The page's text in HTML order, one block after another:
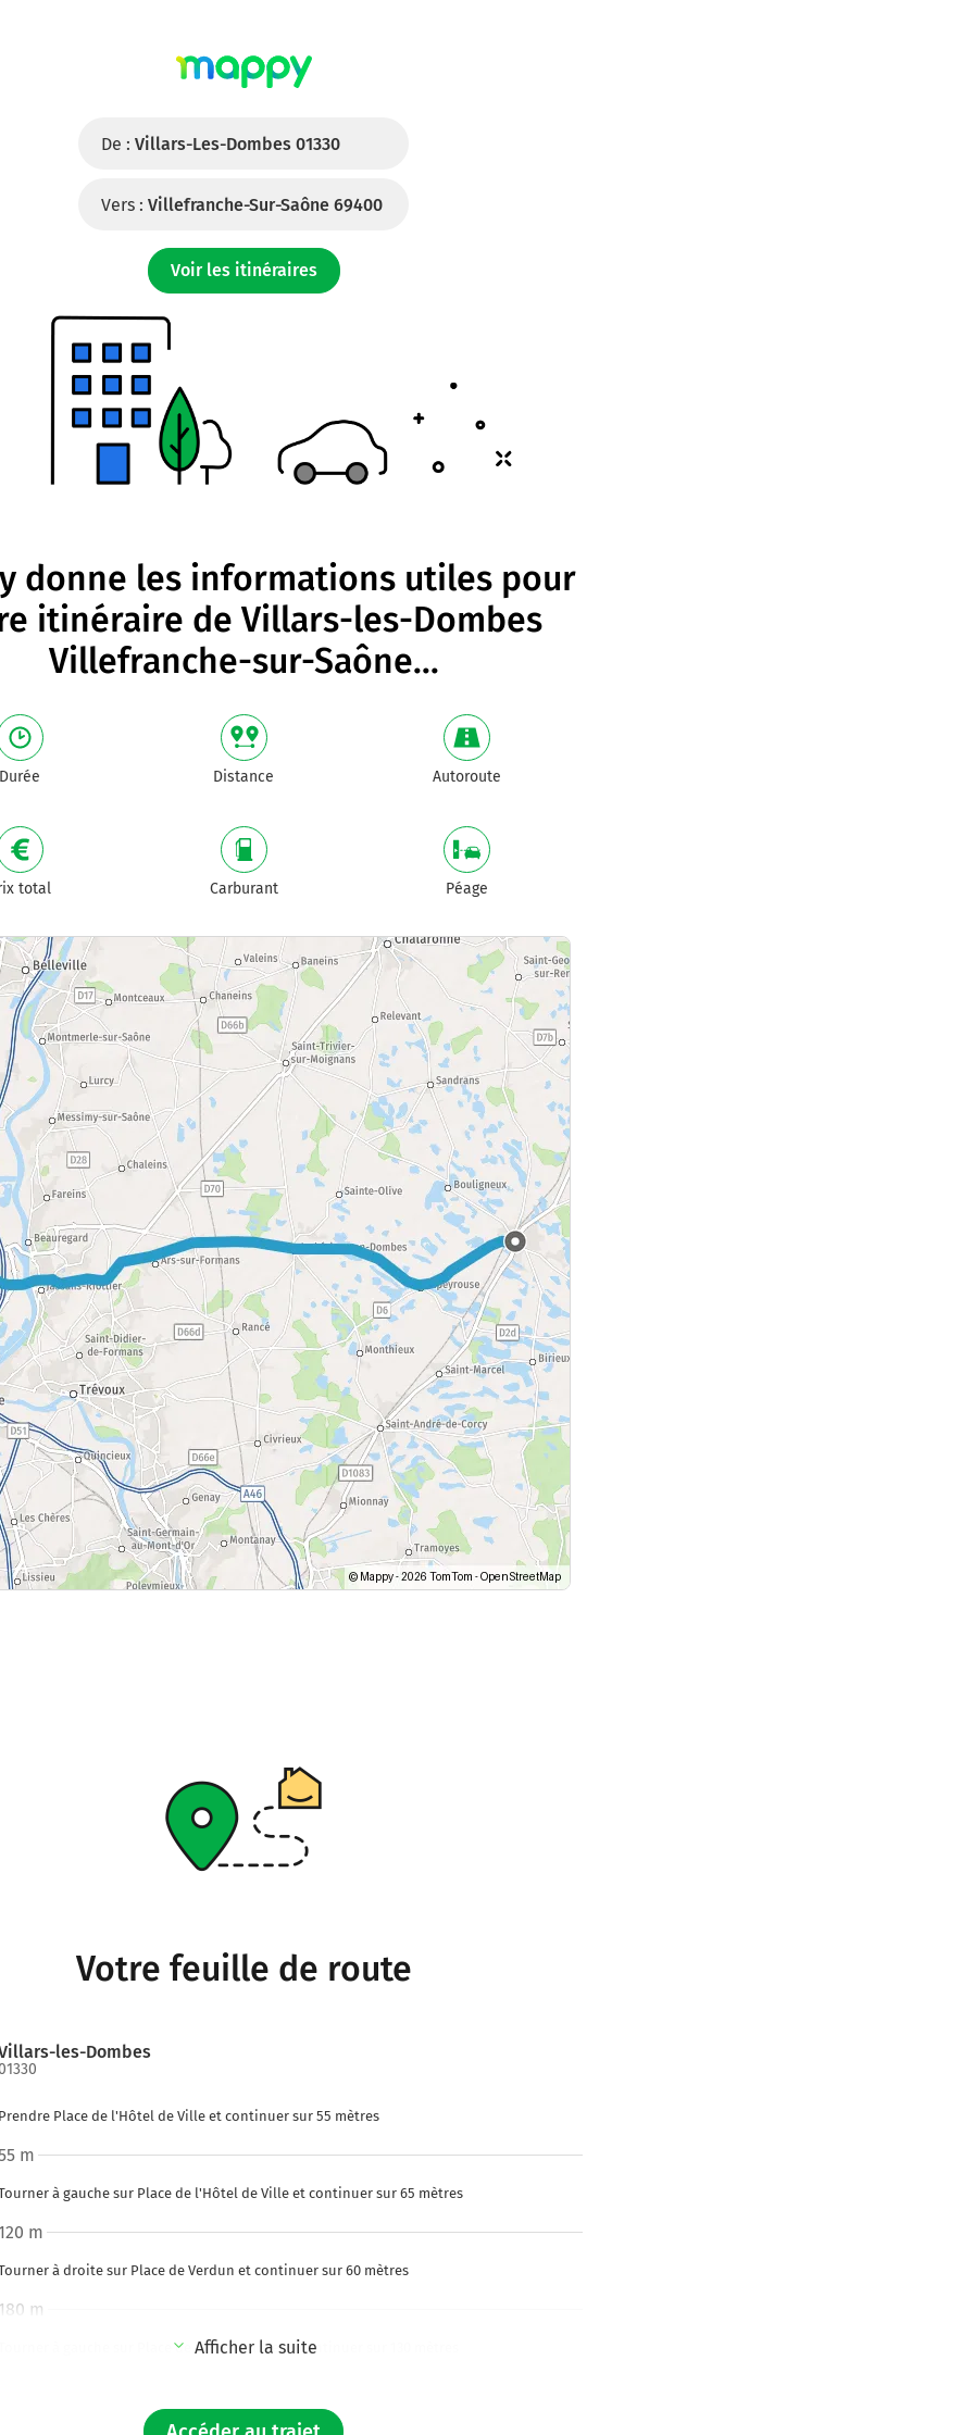
De : Villars-Les-Dombes 01330
Vers : Villefranche-Sur-Saône 69400
Voir les itinéraires
donne les informations utiles pour
itinéraire de Villars-les-Dombes
Villefranche-sur-Saône...
Durée Distance Autoroute
total Carburant Péage
Votre feuille de route
les-Dombes
Place de l'Hôtel de Ville et continuer sur 55 mètres
à gauche sur Place de l'Hôtel de Ville et continuer sur 65 mètres
m
à droite sur Place de Verdun et continuer sur 60 mètres
m
à gauche sur Place de la Résistance et continuer sur 130 mètres
m
à droite sur D904 (Rue des Dombes) et continuer sur 500 mètres
Afficher la suite